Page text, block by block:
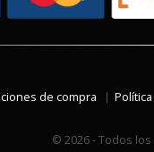
de compra
© 2026 - Todos